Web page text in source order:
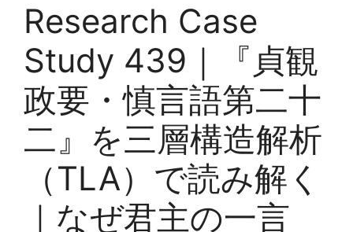
ー
Research Case
Study 439｜『貞観
政要・慎言語第二十
二』を三層構造解析
（TLA）で読み解く
｜なぜ君主の一言